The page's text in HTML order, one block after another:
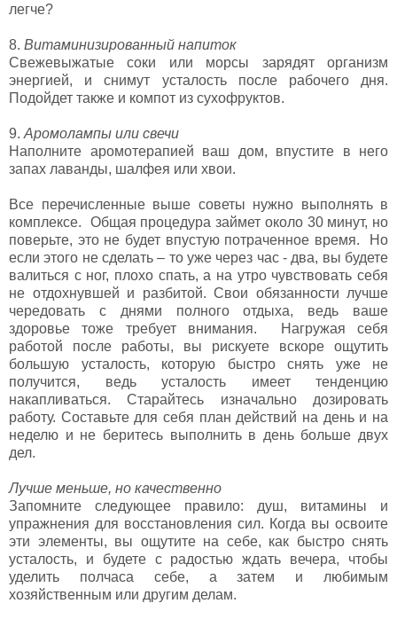
легче?
8. Витаминизированный напиток
Свежевыжатые соки или морсы зарядят организм
энергией, и снимут усталость после рабочего дня.
Подойдет также и компот из сухофруктов.
9. Аромолампы или свечи
Наполните аромотерапией ваш дом, впустите в него
запах лаванды, шалфея или хвои.
Все перечисленные выше советы нужно выполнять в
комплексе. Общая процедура займет около 30 минут, но
поверьте, это не будет впустую потраченное время. Но
если этого не сделать – то уже через час - два, вы будете
валиться с ног, плохо спать, а на утро чувствовать себя
не отдохнувшей и разбитой. Свои обязанности лучше
чередовать с днями полного отдыха, ведь ваше
здоровье тоже требует внимания. Нагружая себя
работой после работы, вы рискуете вскоре ощутить
большую усталость, которую быстро снять уже не
получится, ведь усталость имеет тенденцию
накапливаться. Старайтесь изначально дозировать
работу. Составьте для себя план действий на день и на
неделю и не беритесь выполнить в день больше двух
дел.
Лучше меньше, но качественно
Запомните следующее правило: душ, витамины и
упражнения для восстановления сил. Когда вы освоите
эти элементы, вы ощутите на себе, как быстро снять
усталость, и будете с радостью ждать вечера, чтобы
уделить полчаса себе, а затем и любимым
хозяйственным или другим делам.